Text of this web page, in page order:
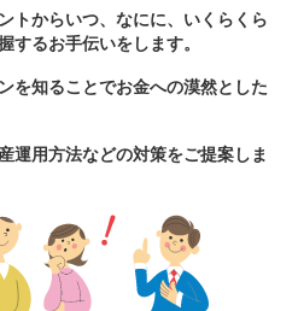
トからいつ、なにに、いくらくら
するお手伝いをします。
を知ることでお金への漠然とした
運用方法などの対策をご提案しま